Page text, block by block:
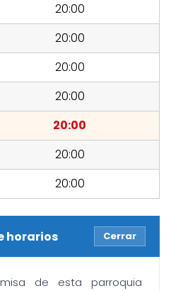
20:00
20:00
20:00
20:00
20:00
20:00
20:00
horarios Cerrar
de esta parroquia